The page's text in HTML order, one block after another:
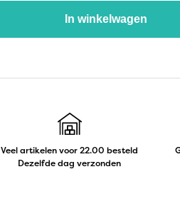
In winkelwagen
Veel artikelen voor 22.00 besteld
Dezelfde dag verzonden